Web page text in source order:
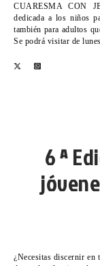
CUARESMA CON
dedicada a los niños
también para adultos
Se podrá visitar de
6 ª
¿Necesitas discernir en tu vida personal, estudiantil o profesional? ¿Tienes un